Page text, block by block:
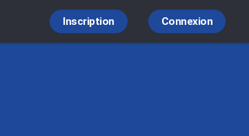
Connexion
Inscription